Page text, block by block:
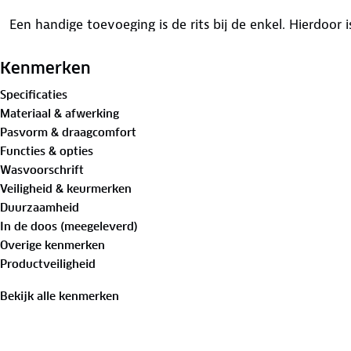
Een handige toevoeging is de rits bij de enkel.
reflecterende accenten toegevoegd.
De siliconen stippen aan de broekseinde zorgen ervoor
tijdens het fietsen. De ademende bretels zorgen voor
vocht af.
Kenmerken
Specificaties
Materiaal & afwerking
Pasvorm & draagcomfort
Functies & opties
Wasvoorschrift
Veiligheid & keurmerken
Duurzaamheid
In de doos (meegeleverd)
Overige kenmerken
Productveiligheid
Bekijk alle kenmerken